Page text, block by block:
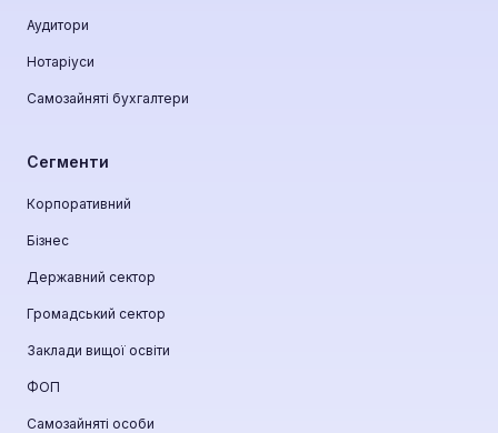
Аудитори
Нотаріуси
Самозайняті бухгалтери
Сегменти
Корпоративний
Бізнес
Державний сектор
Громадський сектор
Заклади вищої освіти
ФОП
Самозайняті особи